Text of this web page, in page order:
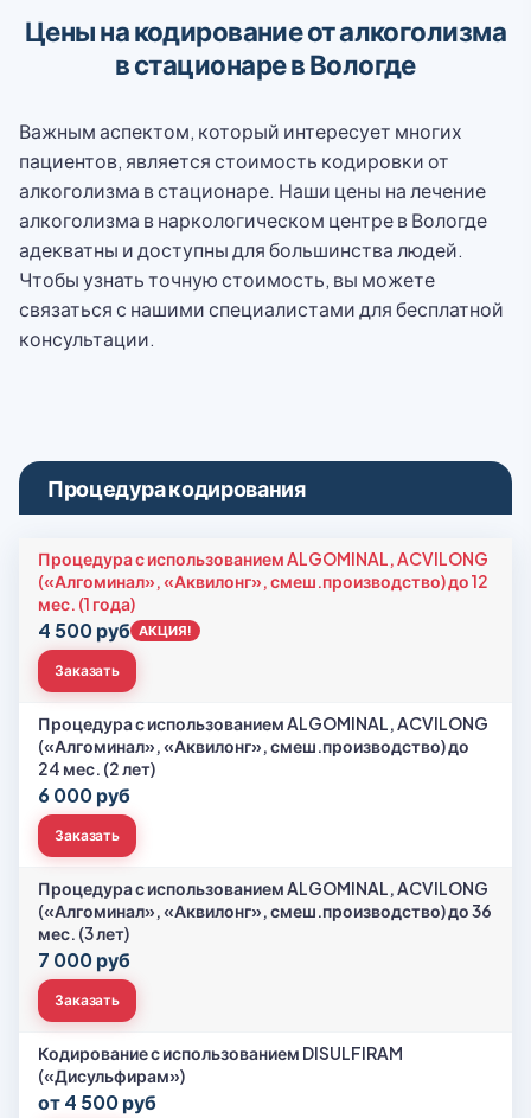
Цены на кодирование от алкоголизма
в стационаре в Вологде
Важным аспектом, который интересует многих
пациентов, является стоимость кодировки от
алкоголизма в стационаре. Наши цены на лечение
алкоголизма в наркологическом центре в Вологде
адекватны и доступны для большинства людей.
Чтобы узнать точную стоимость, вы можете
связаться с нашими специалистами для бесплатной
консультации.
Процедура кодирования
Процедура с использованием ALGOMINAL, ACVILONG
(«Алгоминал», «Аквилонг», смеш.производство) до 12
мес. (1 года)
4 500 руб АКЦИЯ!
Заказать
Процедура с использованием ALGOMINAL, ACVILONG
(«Алгоминал», «Аквилонг», смеш.производство) до
24 мес. (2 лет)
6 000 руб
Заказать
Процедура с использованием ALGOMINAL, ACVILONG
(«Алгоминал», «Аквилонг», смеш.производство) до 36
мес. (3 лет)
7 000 руб
Заказать
Кодирование с использованием DISULFIRAM
(«Дисульфирам»)
от 4 500 руб